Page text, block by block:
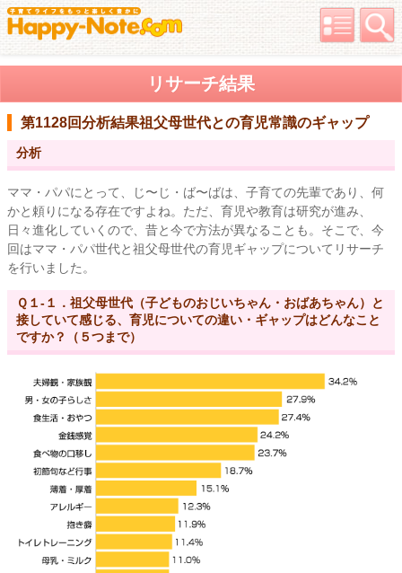
リサーチ結果
第1128回分析結果祖父母世代との育児常識のギャップ
分析
ママ・パパにとって、じ〜じ・ば〜ばは、子育ての先輩であり、何
かと頼りになる存在ですよね。ただ、育児や教育は研究が進み、
日々進化していくので、昔と今で方法が異なることも。そこで、今
回はママ・パパ世代と祖父母世代の育児ギャップについてリサーチ
を行いました。
Ｑ１-１．祖父母世代（子どものおじいちゃん・おばあちゃん）と
接していて感じる、育児についての違い・ギャップはどんなこと
ですか？（５つまで）